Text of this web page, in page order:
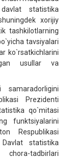
statistika
xorijiy
tashkilotlarning
tavsiyalari
ko`rsatkichlarini
usullar va
Prezidenti
qo`mitasi
funktsiyalarini
Respublikasi
Davlat statistika
tadbirlari